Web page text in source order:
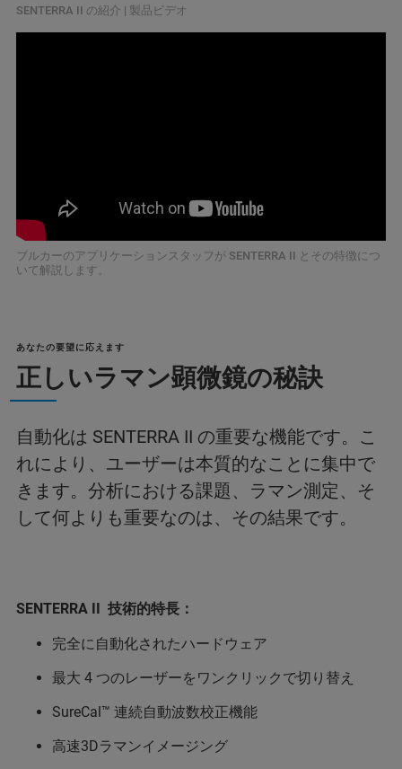
SENTERRA II の紹介 | 製品ビデオ
ブルカーのアプリケーションスタッフが SENTERRA II とその特徴につ
いて解説します。
あなたの要望に応えます
正しいラマン顕微鏡の秘訣
自動化は SENTERRA II の重要な機能です。こ
れにより、ユーザーは本質的なことに集中で
きます。分析における課題、ラマン測定、そ
して何よりも重要なのは、その結果です。
SENTERRA II 技術的特長：
完全に自動化されたハードウェア
最大 4 つのレーザーをワンクリックで切り替え
SureCal™ 連続自動波数校正機能
高速3Dラマンイメージング